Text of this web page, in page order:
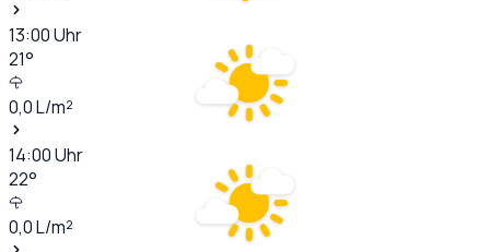
13:00Uhr
21°
0,0L/m²
14:00Uhr
22°
0,0L/m²